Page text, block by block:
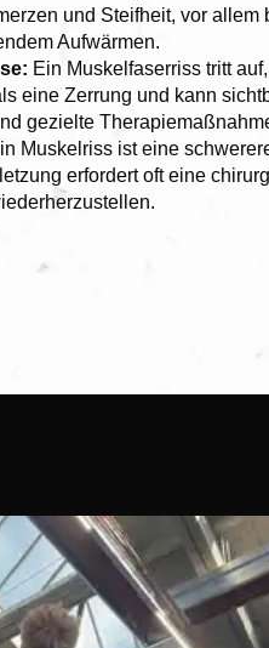
und Steifheit, vor
Aufwärmen.
Ein Muskelfaserriss tritt
eine Zerrung und kann
gezielte
Muskelriss ist eine
erfordert oft eine